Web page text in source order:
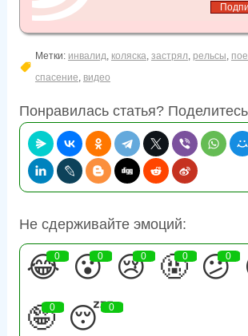
Метки: инвалид, коляска, застрял, рельсы,
спасение, видео
Понравилась статья?
Не сдерживайте эмоций:
😂
0 😮
0 😢
0 🤬
0 😕
0
🤪
0 😴
0